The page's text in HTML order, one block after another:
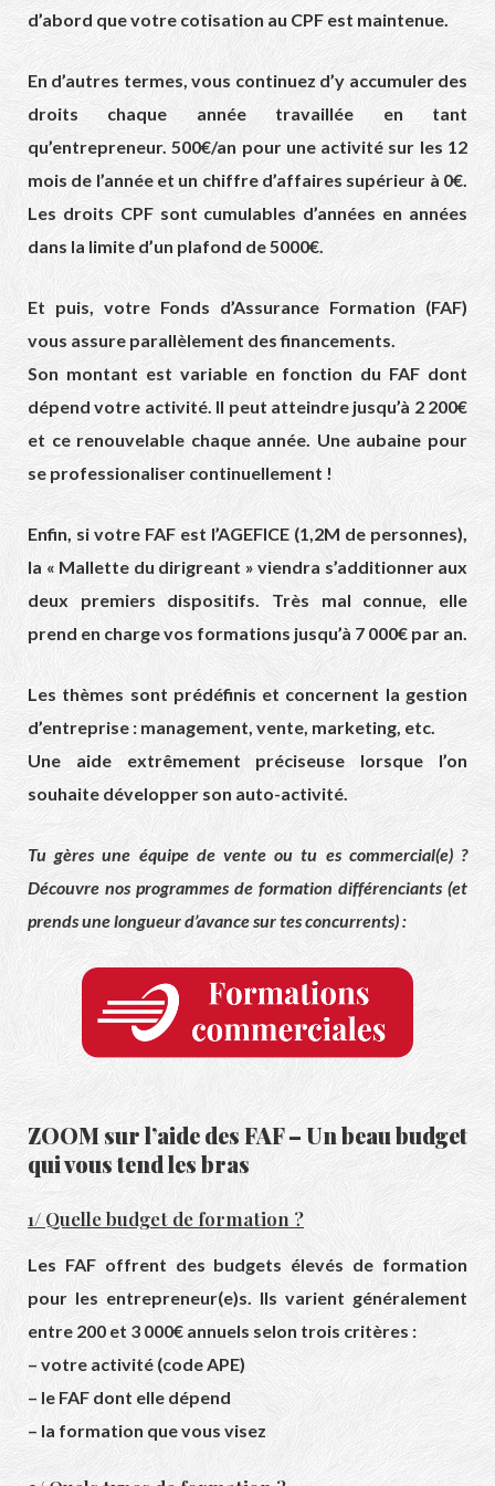
d’abord que votre cotisation au CPF est maintenue.
En d’autres termes, vous continuez d’y accumuler des
droits chaque année travaillée en tant
qu’entrepreneur. 500€/an pour une activité sur les 12
mois de l’année et un chiffre d’affaires supérieur à 0€.
Les droits CPF sont cumulables d’années en années
dans la limite d’un plafond de 5000€.
Et puis, votre Fonds d’Assurance Formation (FAF)
vous assure parallèlement des financements.
Son montant est variable en fonction du FAF dont
dépend votre activité. Il peut atteindre jusqu’à 2 200€
et ce renouvelable chaque année. Une aubaine pour
se professionaliser continuellement !
Enfin, si votre FAF est l’AGEFICE (1,2M de personnes),
la « Mallette du dirigreant » viendra s’additionner aux
deux premiers dispositifs. Très mal connue, elle
prend en charge vos formations jusqu’à 7 000€ par an.
Les thèmes sont prédéfinis et concernent la gestion
d’entreprise : management, vente, marketing, etc.
Une aide extrêmement préciseuse lorsque l’on
souhaite développer son auto-activité.
Tu gères une équipe de vente ou tu es commercial(e) ?
Découvre nos programmes de formation différenciants (et
prends une longueur d’avance sur tes concurrents) :
ZOOM sur l’aide des FAF – Un beau budget
qui vous tend les bras
1/ Quelle budget de formation ?
Les FAF offrent des budgets élevés de formation
pour les entrepreneur(e)s. Ils varient généralement
entre 200 et 3 000€ annuels selon trois critères :
– votre activité (code APE)
– le FAF dont elle dépend
– la formation que vous visez